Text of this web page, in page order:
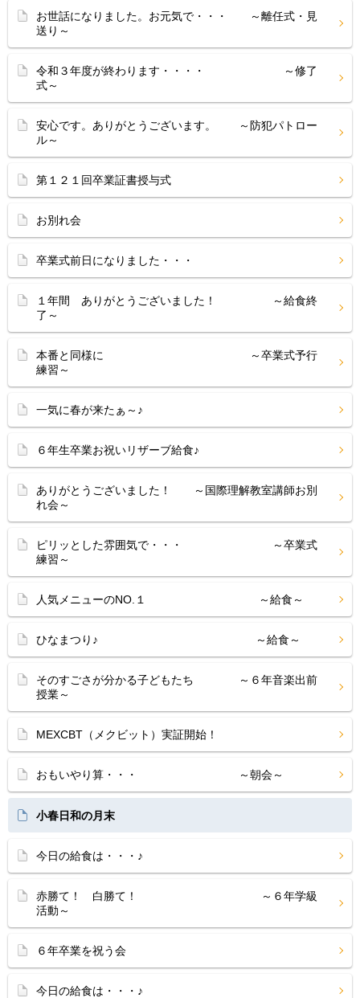
お世話になりました。お元気で・・・ ～離任式・見
送り～
令和３年度が終わります・・・・ ～修了
式～
安心です。ありがとうございます。 ～防犯パトロー
ル～
第１２１回卒業証書授与式
お別れ会
卒業式前日になりました・・・
１年間 ありがとうございました！ ～給食終
了～
本番と同様に ～卒業式予行
練習～
一気に春が来たぁ～♪
６年生卒業お祝いリザーブ給食♪
ありがとうございました！ ～国際理解教室講師お別
れ会～
ピリッとした雰囲気で・・・ ～卒業式
練習～
人気メニューのNO.１ ～給食～
ひなまつり♪ ～給食～
そのすごさが分かる子どもたち ～６年音楽出前
授業～
MEXCBT（メクビット）実証開始！
おもいやり算・・・ ～朝会～
小春日和の月末
今日の給食は・・・♪
赤勝て！ 白勝て！ ～６年学級
活動～
６年卒業を祝う会
今日の給食は・・・♪